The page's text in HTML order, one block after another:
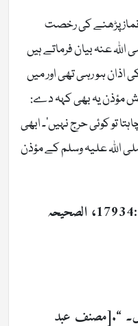
پڑھنے کی رخصت
عنہ بیان فرماتے ہیں
ہو رہی تھی اور میں
مؤذن یہ بھی کہہ دے:
تو کوئی حرج نہیں‘۔ ابھی
اللہ علیہ وسلم کے مؤذن
“ومن قعد فلا حرج”.[ مسند احمد:17934، الصحیحہ
“.[مصنف عبد